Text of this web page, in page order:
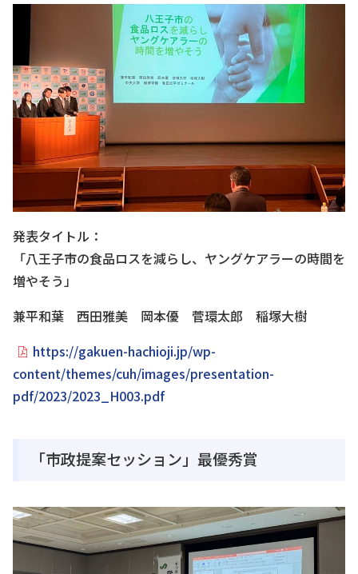
発表タイトル：
「八王子市の食品ロスを減らし、ヤングケアラーの時間を
増やそう」
兼平和葉 西田雅美 岡本優 菅環太郎 稲塚大樹
https://gakuen-hachioji.jp/wp-
content/themes/cuh/images/presentation-
pdf/2023/2023_H003.pdf
「市政提案セッション」最優秀賞